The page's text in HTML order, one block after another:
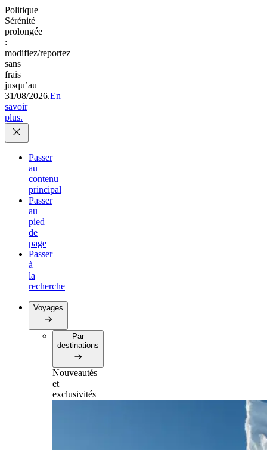
Politique
Sérénité
prolongée
:
modifiez/reportez
sans
frais
jusqu’au
31/08/2026.En
savoir
plus.
Passer
au
contenu
principal
Passer
au
pied
de
page
Passer
à
la
recherche
Voyages
Par
destinations
Nouveautés
et
exclusivités